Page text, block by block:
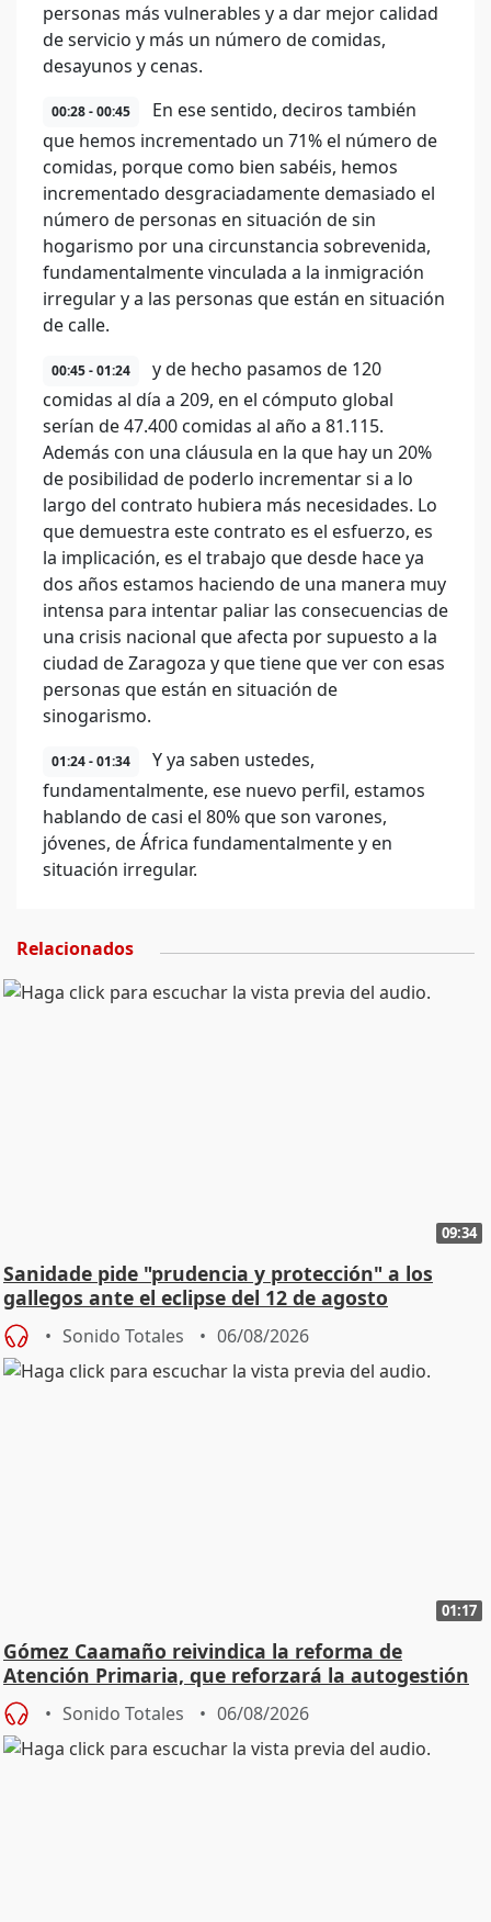
personas más vulnerables y a dar mejor calidad
de servicio y más un número de comidas,
desayunos y cenas.
00:28 - 00:45
En ese sentido, deciros también
que hemos incrementado un 71% el número de
comidas, porque como bien sabéis, hemos
incrementado desgraciadamente demasiado el
número de personas en situación de sin
hogarismo por una circunstancia sobrevenida,
fundamentalmente vinculada a la inmigración
irregular y a las personas que están en situación
de calle.
00:45 - 01:24
y de hecho pasamos de 120
comidas al día a 209, en el cómputo global
serían de 47.400 comidas al año a 81.115.
Además con una cláusula en la que hay un 20%
de posibilidad de poderlo incrementar si a lo
largo del contrato hubiera más necesidades. Lo
que demuestra este contrato es el esfuerzo, es
la implicación, es el trabajo que desde hace ya
dos años estamos haciendo de una manera muy
intensa para intentar paliar las consecuencias de
una crisis nacional que afecta por supuesto a la
ciudad de Zaragoza y que tiene que ver con esas
personas que están en situación de
sinogarismo.
01:24 - 01:34
Y ya saben ustedes,
fundamentalmente, ese nuevo perfil, estamos
hablando de casi el 80% que son varones,
jóvenes, de África fundamentalmente y en
situación irregular.
Relacionados
09:34
Sanidade pide "prudencia y protección" a los
gallegos ante el eclipse del 12 de agosto
Sonido Totales 06/08/2026
01:17
Gómez Caamaño reivindica la reforma de
Atención Primaria, que reforzará la autogestión
Sonido Totales 06/08/2026